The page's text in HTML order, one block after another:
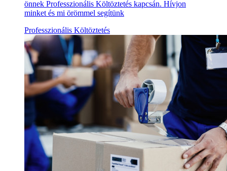
önnek Professzionális Költöztetés kapcsán. Hívjon
minket és mi örömmel segítünk
Professzionális Költöztetés